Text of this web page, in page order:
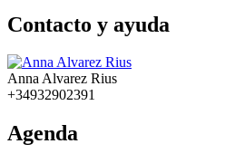
Contacto y ayuda
Anna Alvarez Rius
+34932902391
Agenda